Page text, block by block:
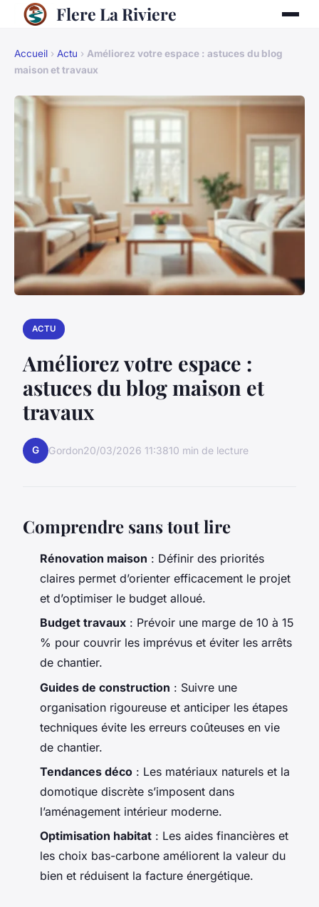
Flere La Riviere
Accueil › Actu › Améliorez votre espace : astuces du blog
maison et travaux
ACTU
Améliorez votre espace :
astuces du blog maison et
travaux
G Gordon20/03/2026 11:3810 min de lecture
Comprendre sans tout lire
Rénovation maison : Définir des priorités
claires permet d’orienter efficacement le projet
et d’optimiser le budget alloué.
Budget travaux : Prévoir une marge de 10 à 15
% pour couvrir les imprévus et éviter les arrêts
de chantier.
Guides de construction : Suivre une
organisation rigoureuse et anticiper les étapes
techniques évite les erreurs coûteuses en vie
de chantier.
Tendances déco : Les matériaux naturels et la
domotique discrète s’imposent dans
l’aménagement intérieur moderne.
Optimisation habitat : Les aides financières et
les choix bas-carbone améliorent la valeur du
bien et réduisent la facture énergétique.